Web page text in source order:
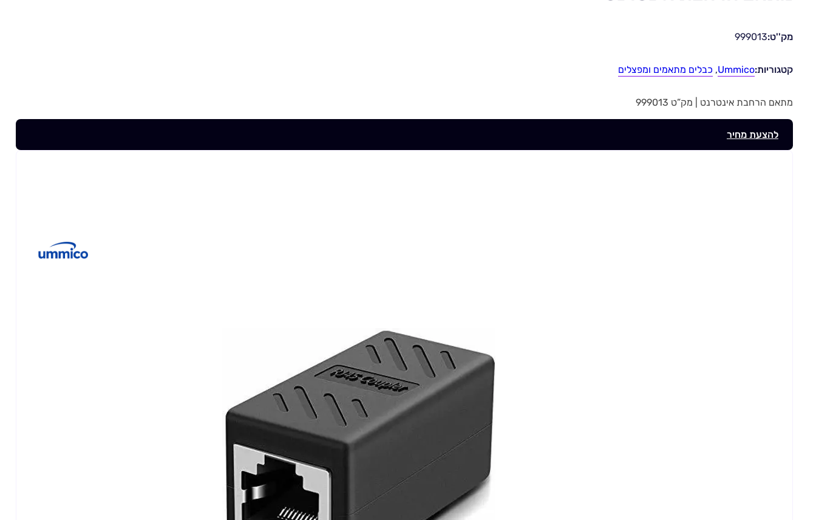
מק''ט:999013
קטגוריות:Ummico
, כבלים מתאמים ומפצלים
מתאם הרחבת אינטרנט | מק”ט 999013
להצעת מחיר